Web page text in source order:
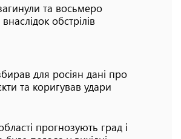
та восьмеро
обстрілів
для росіян дані про
та коригував удари
прогнозують град і